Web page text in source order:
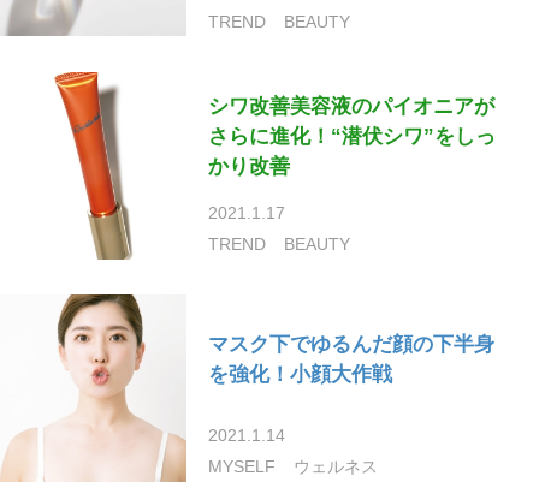
TREND
BEAUTY
シワ改善美容液のパイオニアが
さらに進化！“潜伏シワ”をしっ
かり改善
2021.1.17
TREND
BEAUTY
マスク下でゆるんだ顔の下半身
を強化！小顔大作戦
2021.1.14
MYSELF
ウェルネス